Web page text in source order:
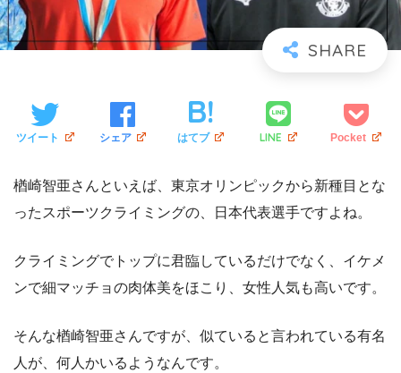
ツイート シェア はてブ LINE Pocket
楢崎智亜さんといえば、東京オリンピックから新種目とな
ったスポーツクライミングの、日本代表選手ですよね。
クライミングでトップに君臨しているだけでなく、イケメ
ンで細マッチョの肉体美をほこり、女性人気も高いです。
そんな楢崎智亜さんですが、似ていると言われている有名
人が、何人かいるようなんです。